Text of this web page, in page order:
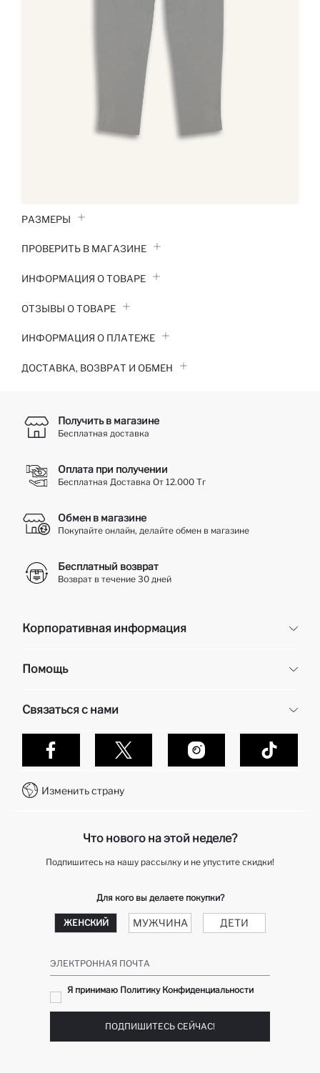
РАЗМЕРЫ
ПРОВЕРИТЬ В МАГАЗИНЕ
ИНФОРМАЦИЯ О ТОВАРЕ
ОТЗЫВЫ О ТОВАРЕ
ИНФОРМАЦИЯ О ПЛАТЕЖЕ
ДОСТАВКА, ВОЗВРАТ И ОБМЕН
Получить в магазине
Бесплатная доставка
Оплата при получении
Бесплатная Доставка От 12.000 Тг
Обмен в магазине
Покупайте онлайн, делайте обмен в магазине
Бесплатный возврат
Возврат в течение 30 дней
Корпоративная информация
О нас
Контакты
Помощь
Доставка и возврат
Оплата при получени
Политика конфиденциальности
Как делаются покупки в Дефакто?
Клуб подарков
Связаться с нами
Обслуживание клиентов
Контакты
Колл-центр +7 727 357 40 55
Изменить страну
Что нового на этой неделе?
Подпишитесь на нашу рассылку и не упустите скидки!
Для кого вы делаете покупки?
ЖЕНСКИЙ МУЖЧИНА ДЕТИ
ЭЛЕКТРОННАЯ ПОЧТА
Я принимаю Политику Конфиденциальности
ПОДПИШИТЕСЬ СЕЙЧАС!